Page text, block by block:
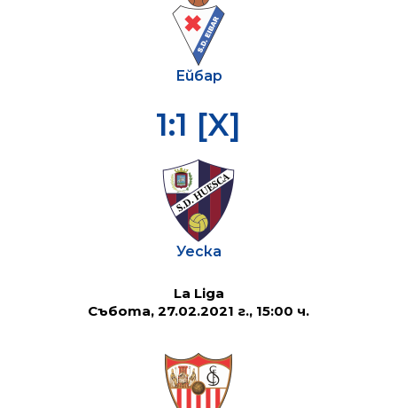
Ейбар
1:1 [X]
Уеска
La Liga
Събота, 27.02.2021 г., 15:00 ч.